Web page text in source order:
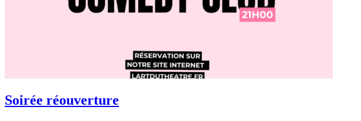
Soirée réouverture